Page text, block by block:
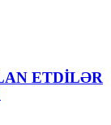
ETDİLƏR